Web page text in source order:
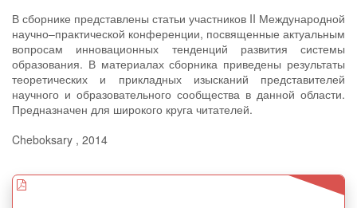
В сборнике представлены статьи участников II Международной
научно–практической конференции, посвященные актуальным
вопросам инновационных тенденций развития системы
образования. В материалах сборника приведены результаты
теоретических и прикладных изысканий представителей
научного и образовательного сообщества в данной области.
Предназначен для широкого круга читателей.
Cheboksary , 2014